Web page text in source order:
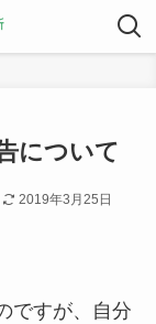
について
2019年3月25日
ですが、自分